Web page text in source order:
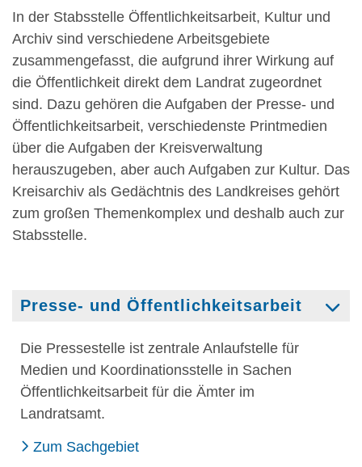
In der Stabsstelle Öffentlichkeitsarbeit, Kultur und
Archiv sind verschiedene Arbeitsgebiete
zusammengefasst, die aufgrund ihrer Wirkung auf
die Öffentlichkeit direkt dem Landrat zugeordnet
sind. Dazu gehören die Aufgaben der Presse- und
Öffentlichkeitsarbeit, verschiedenste Printmedien
über die Aufgaben der Kreisverwaltung
herauszugeben, aber auch Aufgaben zur Kultur. Das
Kreisarchiv als Gedächtnis des Landkreises gehört
zum großen Themenkomplex und deshalb auch zur
Stabsstelle.
Presse- und Öffentlichkeitsarbeit
Die Pressestelle ist zentrale Anlaufstelle für
Medien und Koordinationsstelle in Sachen
Öffentlichkeitsarbeit für die Ämter im
Landratsamt.
Zum Sachgebiet